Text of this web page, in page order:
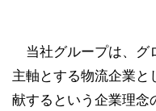
当社グループは、グ
主軸とする物流企業と
献するという企業理念